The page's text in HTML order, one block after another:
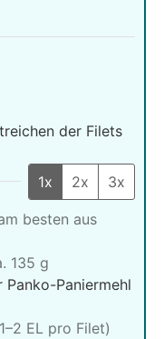
der Filets
1x 2x 3x
besten aus
135 g
Panko-Paniermehl
EL pro Filet)